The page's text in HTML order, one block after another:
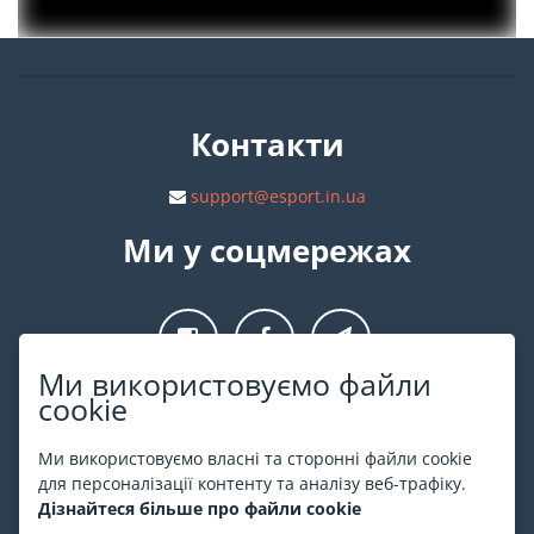
Ми використовуємо файли
cookie
Ми використовуємо власні та сторонні файли cookie
для персоналізації контенту та аналізу веб-трафіку.
Дізнайтеся більше про файли cookie
Контакти
support@esport.in.ua
Ми у соцмережах
Про ESPORT.in.ua
На ESPORT.in.ua представлена афіша Києва та інших міст
України. Всі квитки продаються офіційно. Ми працюємо
безпосередньо з касами.